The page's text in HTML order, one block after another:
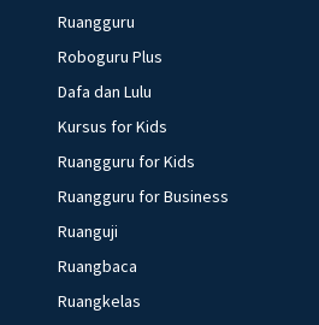
Ruangguru
Roboguru Plus
Dafa dan Lulu
Kursus for Kids
Ruangguru for Kids
Ruangguru for Business
Ruanguji
Ruangbaca
Ruangkelas